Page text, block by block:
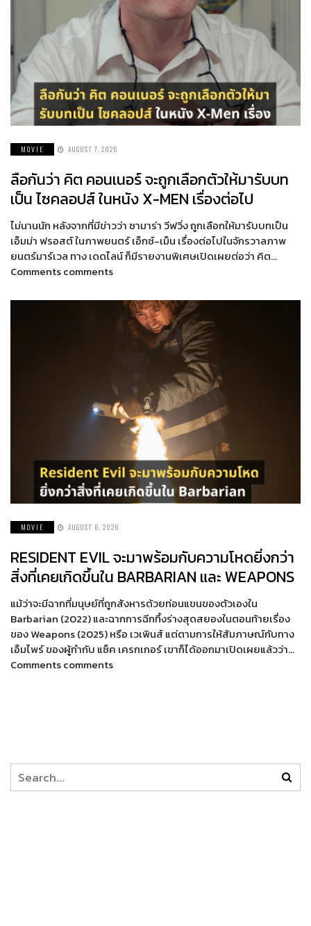
MOVIE AUGUST 7, 2026
ลือกันว่า คิต คอนเนอร์ จะถูกเลือกตัวให้มารับบท
เป็น ไซคลอปส์ ในหนัง X-MEN เรื่องต่อไป
ไม่นานนัก หลังจากที่มีข่าวว่า ซามาร่า วีฟวิ่ง ถูกเลือกให้มารับบทเป็น
เอ็มม่า ฟรอสต์ ในภาพยนตร์ เอ็กซ์-เม็น เรื่องต่อไปในจักรวาลภาพ
ยนตร์มาร์เวล ทาง เดดไลน์ ก็มีรายงานพิเศษเปิดเผยต่อว่า คิต…
Comments comments
MOVIE AUGUST 6, 2026
RESIDENT EVIL จะมาพร้อมกับความโหดยิ่งกว่า
สิ่งที่เคยเกิดขึ้นใน BARBARIAN และ WEAPONS
แม้ว่าจะมีฉากที่มนุษย์ที่ถูกสังหารด้วยท่อนแขนของตัวเองใน
Barbarian (2022) และฉากการฉีกทึ้งร่างสุดสยองในตอนท้ายเรื่อง
ของ Weapons (2025) หรือ เวเพินส์ แต่ตามการให้สัมภาษณ์กับทาง
เอ็มไพร์ ของผู้กำกับ แซ็ค เครกเกอร์ เขาก็ได้ออกมาเปิดเผยแล้วว่า…
Comments comments